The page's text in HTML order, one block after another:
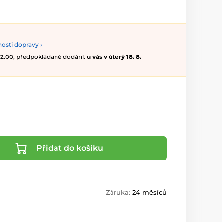
dopravy ›
předpokládané dodání: u vás v úterý 18. 8.
Přidat do košíku
Záruka: 24 měsíců